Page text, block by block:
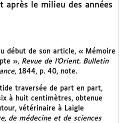
après le milieu des années
début de son article, « Mémoire
», Revue de l’Orient. Bulletin
, 1844, p. 40, note.
traversée de part en part,
à huit centimètres, obtenue
vétérinaire à Laigle
de médecine et de sciences